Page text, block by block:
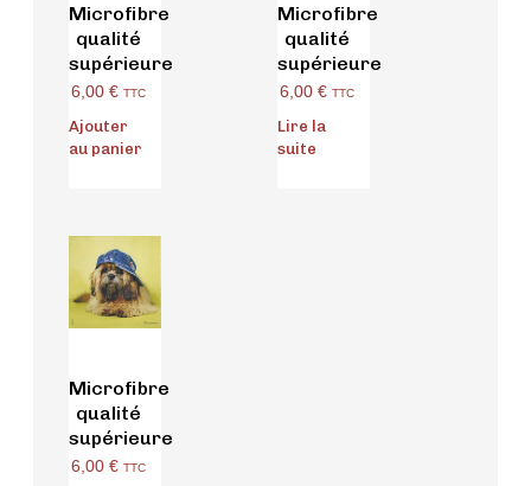
Microfibre
qualité
supérieure
6,00 € TTC
Ajouter
au panier
Microfibre
qualité
supérieure
6,00 € TTC
Lire la
suite
Microfibre
qualité
supérieure
6,00 € TTC